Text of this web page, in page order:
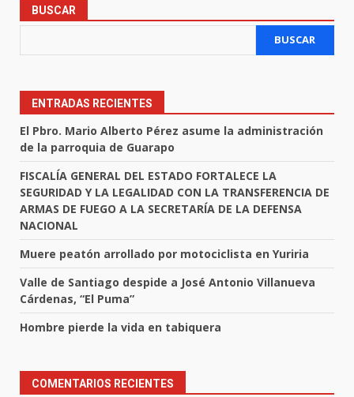
BUSCAR
BUSCAR
ENTRADAS RECIENTES
El Pbro. Mario Alberto Pérez asume la administración
de la parroquia de Guarapo
FISCALÍA GENERAL DEL ESTADO FORTALECE LA
SEGURIDAD Y LA LEGALIDAD CON LA TRANSFERENCIA DE
ARMAS DE FUEGO A LA SECRETARÍA DE LA DEFENSA
NACIONAL
Muere peatón arrollado por motociclista en Yuriria
Valle de Santiago despide a José Antonio Villanueva
Cárdenas, “El Puma”
Hombre pierde la vida en tabiquera
COMENTARIOS RECIENTES